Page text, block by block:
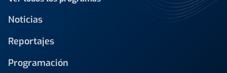
Noticias
Reportajes
Programación